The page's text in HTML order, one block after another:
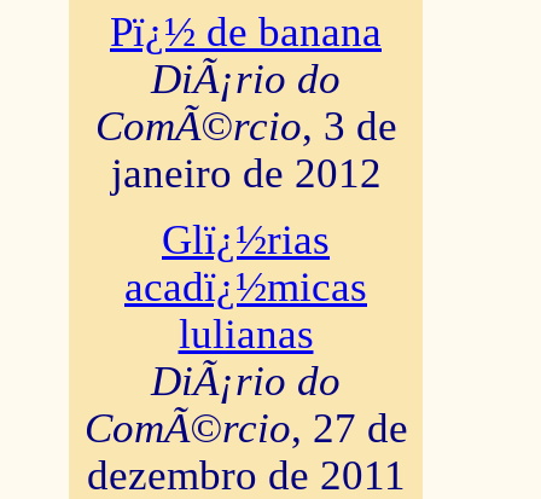
Pï¿½ de banana
DiÃ¡rio do
ComÃ©rcio, 3 de
janeiro de 2012
Glï¿½rias
acadï¿½micas
lulianas
DiÃ¡rio do
ComÃ©rcio, 27 de
dezembro de 2011